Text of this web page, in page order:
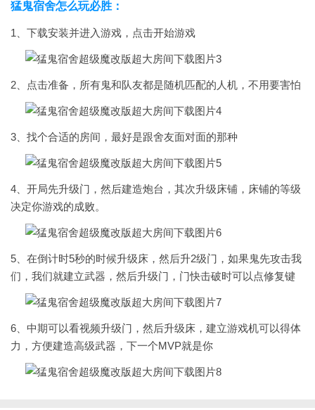
猛鬼宿舍怎么玩必胜：
1、下载安装并进入游戏，点击开始游戏
2、点击准备，所有鬼和队友都是随机匹配的人机，不用要害怕
3、找个合适的房间，最好是跟舍友面对面的那种
4、开局先升级门，然后建造炮台，其次升级床铺，床铺的等级
决定你游戏的成败。
5、在倒计时5秒的时候升级床，然后升2级门，如果鬼先攻击我
们，我们就建立武器，然后升级门，门快击破时可以点修复键
6、中期可以看视频升级门，然后升级床，建立游戏机可以得体
力，方便建造高级武器，下一个MVP就是你